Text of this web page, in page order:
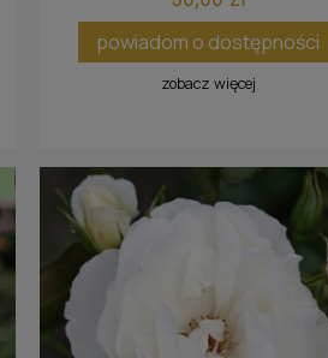
powiadom o dostępności
zobacz więcej